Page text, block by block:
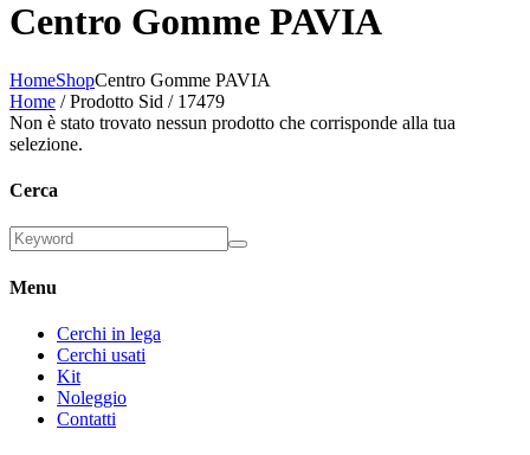
Centro Gomme PAVIA
HomeShopCentro Gomme PAVIA
Home / Prodotto Sid / 17479
Non è stato trovato nessun prodotto che corrisponde alla tua
selezione.
Cerca
Menu
Cerchi in lega
Cerchi usati
Kit
Noleggio
Contatti